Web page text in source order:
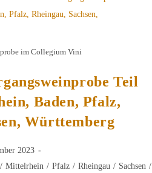
im Collegium Vini
Teil
Baden, Pfalz,
Württemberg
2023
/ Mittelrhein / Pfalz / Rheingau / Sachsen /